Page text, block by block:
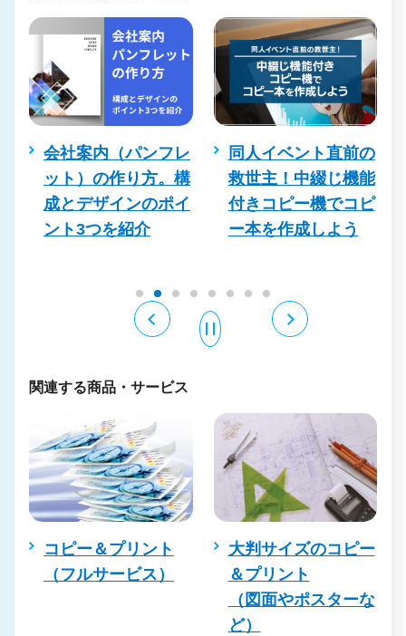
会社案内（パンフレ
ット）の作り方。構
成とデザインのポイ
ント3つを紹介
同人イベント直前の
救世主！中綴じ機能
付きコピー機でコピ
ー本を作成しよう
関連する商品・サービス
コピー＆プリント
（フルサービス）
大判サイズのコピー
＆プリント
（図面やポスターな
ど）